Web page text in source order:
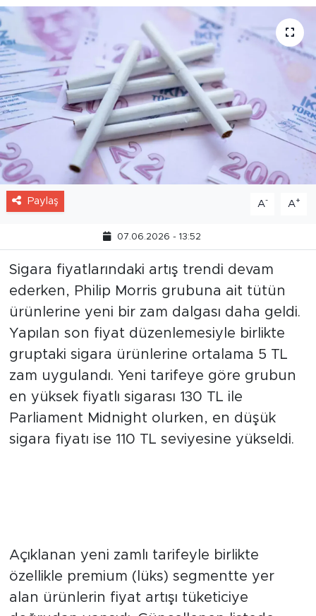
Paylaş A- A+
07.06.2026 - 13:52
Sigara fiyatlarındaki artış trendi devam
ederken, Philip Morris grubuna ait tütün
ürünlerine yeni bir zam dalgası daha geldi.
Yapılan son fiyat düzenlemesiyle birlikte
gruptaki sigara ürünlerine ortalama 5 TL
zam uygulandı. Yeni tarifeye göre grubun
en yüksek fiyatlı sigarası 130 TL ile
Parliament Midnight olurken, en düşük
sigara fiyatı ise 110 TL seviyesine yükseldi.